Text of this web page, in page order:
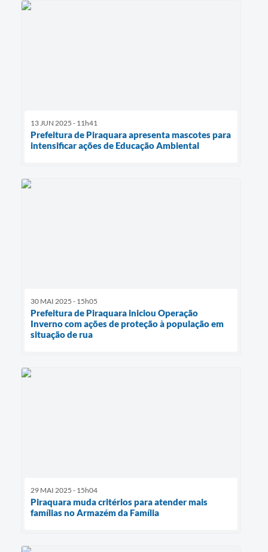
13 JUN 2025 - 11h41
Prefeitura de Piraquara apresenta mascotes para
intensificar ações de Educação Ambiental
30 MAI 2025 - 15h05
Prefeitura de Piraquara iniciou Operação
Inverno com ações de proteção à população em
situação de rua
29 MAI 2025 - 15h04
Piraquara muda critérios para atender mais
famílias no Armazém da Família